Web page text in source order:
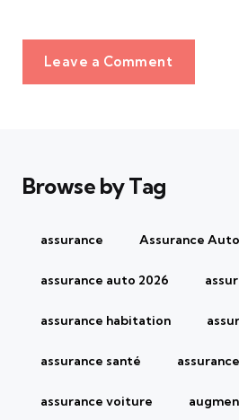
Leave a Comment
Browse by Tag
assurance Assurance Auto
assurance auto 2026
assurance habitation
assurance santé
assurance voiture